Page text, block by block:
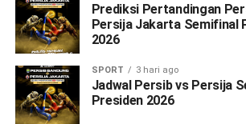
Prediksi Pertandingan
Persija Jakarta Semifinal
2026
SPORT 3 hari ago
Jadwal Persib vs Persija
Presiden 2026